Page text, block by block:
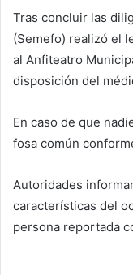
Tras concluir las
(Semefo) realizó el
al Anfiteatro
disposición del
En caso de que
fosa común
Autoridades
características del
persona reportada